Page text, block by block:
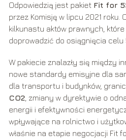
Odpowiedzią jest pakiet Fit for
przez Komisję w lipcu 2021 roku.
kilkunastu aktów prawnych,
doprowadzić do osiągnięcia
W pakiecie znalazły się między
nowe standardy emisyjne dla
dla transportu i budynków,
CO2 , zmiany w dyrektywie o
energii i efektywności
wpływające na rolnictwo i
właśnie na etapie negocjacji Fit